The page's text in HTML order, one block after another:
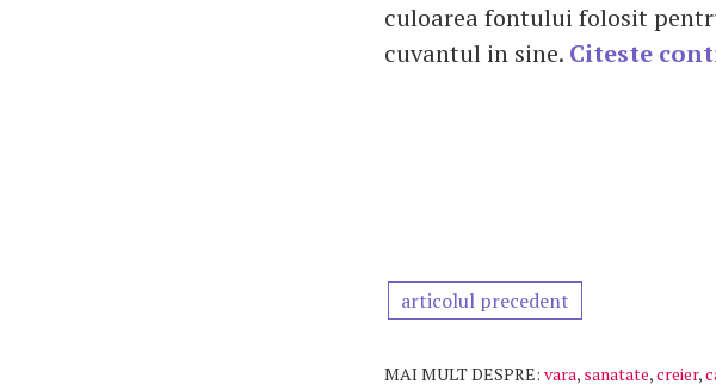
culoarea fontului folosit
cuvantul in sine. Citeste
articolul precedent
MAI MULT DESPRE: vara, sanatate,creier,